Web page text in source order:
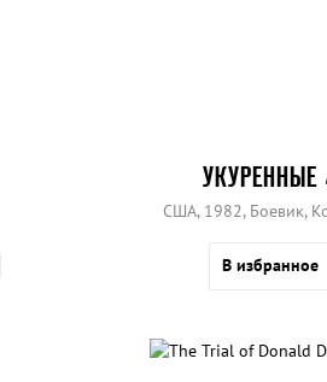
УКУРЕННЫЕ
США, 1982, Боевик,
В избранное